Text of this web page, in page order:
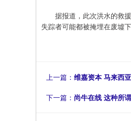
据报道，此次洪水的救援
失踪者可能都被掩埋在废墟
上一篇： 维嘉资本 马来西
下一篇： 尚牛在线 这种所